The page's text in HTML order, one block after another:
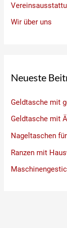
Wir über uns
Neueste
Geldtasche mit
Geldtasche mit
Nageltaschen
Ranzen mit